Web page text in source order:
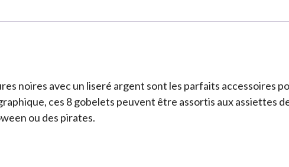
waitlist
noires avec un liseré argent sont les parfaits accessoires
ces 8 gobelets peuvent être assortis aux assiettes
ou des pirates.